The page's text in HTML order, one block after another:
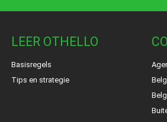
LEER OTHELLO
Basisregels
Tips en strategie